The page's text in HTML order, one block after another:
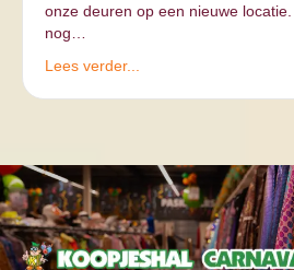
onze deuren op een nieuwe
nog…
Lees verder...